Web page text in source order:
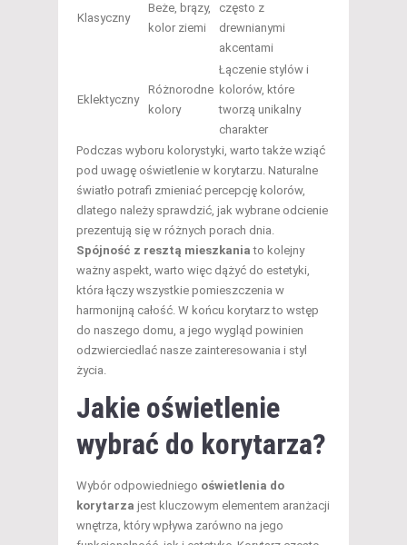
Klasyczny
Beże, brązy,
kolor ziemi
często z
drewnianymi
akcentami
Eklektyczny
Różnorodne
kolory
Łączenie stylów i
kolorów, które
tworzą unikalny
charakter
Podczas wyboru kolorystyki, warto także wziąć
pod uwagę oświetlenie w korytarzu. Naturalne
światło potrafi zmieniać percepcję kolorów,
dlatego należy sprawdzić, jak wybrane odcienie
prezentują się w różnych porach dnia.
Spójność z resztą mieszkania to kolejny
ważny aspekt, warto więc dążyć do estetyki,
która łączy wszystkie pomieszczenia w
harmonijną całość. W końcu korytarz to wstęp
do naszego domu, a jego wygląd powinien
odzwierciedlać nasze zainteresowania i styl
życia.
Jakie oświetlenie
wybrać do korytarza?
Wybór odpowiedniego oświetlenia do
korytarza jest kluczowym elementem aranżacji
wnętrza, który wpływa zarówno na jego